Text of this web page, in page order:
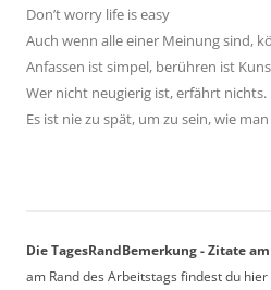
Don’t worry life is easy
Auch wenn alle einer Meinung sind,
Anfassen ist simpel, berühren ist
Wer nicht neugierig ist, erfährt nichts.
Es ist nie zu spät, um zu sein, wie
Die TagesRandBemerkung - Zitate
am Rand des Arbeitstags findest du